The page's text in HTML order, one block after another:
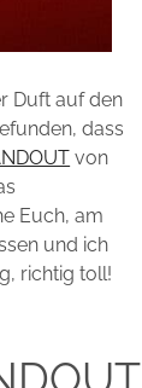
Duft auf den
dass
von
Euch, am
und ich
richtig toll!